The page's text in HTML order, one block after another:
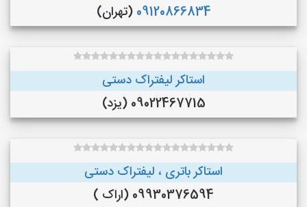
09120866834 (تهران)
استاکر لیفتراک دستی
09022467715 (یزد)
استاکر باتری ، لیفتراک دستی
09930376594 (اراک )